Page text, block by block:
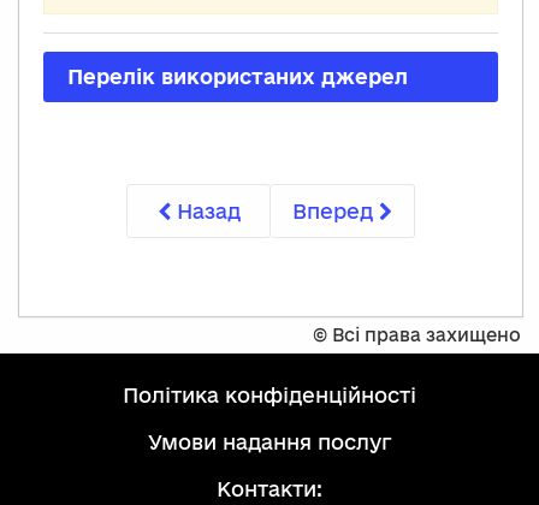
Перелік використаних джерел
Назад Вперед
© Всі права захищено
політика конфіденційності
умови надання послуг
Контакти: